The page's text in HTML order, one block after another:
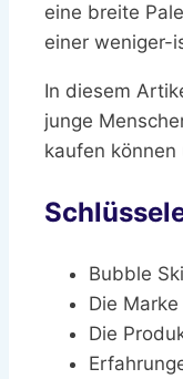
eine breite
einer weniger-
In diesem
junge
kaufen
Bubble
Die
Die